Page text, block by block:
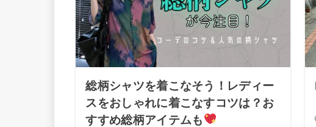
総柄シャツを着こなそう！レディー
スをおしゃれに着こなすコツは？お
すすめ総柄アイテムも